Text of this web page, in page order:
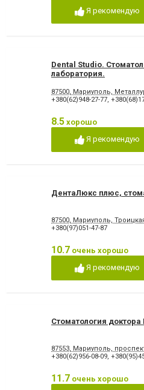
Я рекомендую
Dental Studio.
лаборатория.
87500, Мариуполь,
+380(62)948-27-77,
8.5 хорошо
Я рекомендую
ДентаЛюкс плюс,
87500, Мариуполь,
+380(97)051-47-87
10.7 очень хорошо
Я рекомендую
Стоматология доктора
87553, Мариуполь,
+380(62)956-08-09,
11.7 очень хорошо